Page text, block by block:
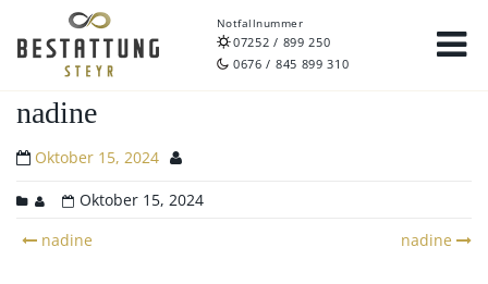
Notfallnummer
07252 / 899 250
0676 / 845 899 310
nadine
Oktober 15, 2024
Oktober 15, 2024
Post
nadine nadine